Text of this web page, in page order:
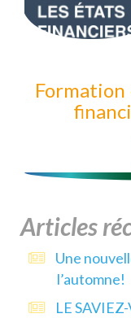
Formation
Articles
Une
l’automne!
LE